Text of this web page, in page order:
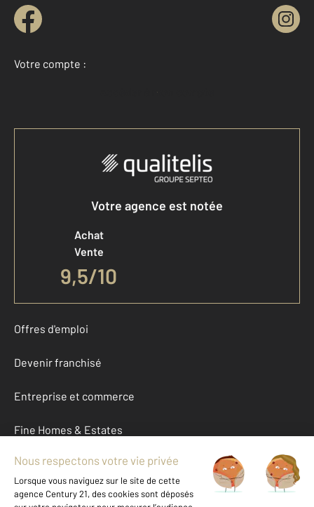
Votre compte :
Accéder à mon compte
Votre agence est notée
Achat
Vente
9,5/10
Offres d'emploi
Devenir franchisé
Entreprise et commerce
Fine Homes & Estates
À propos
International